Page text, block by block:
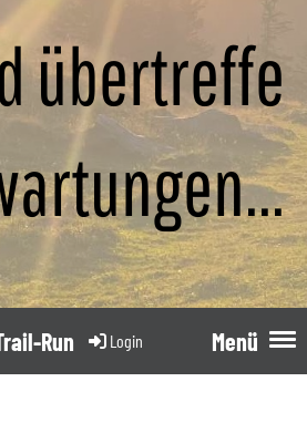
übertreffe
Menü
Login
Run